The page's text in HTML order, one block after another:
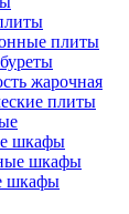
плиты
жарочная
плиты
шкафы
шкафы
шкафы